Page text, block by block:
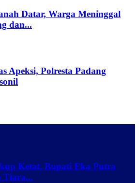
Datar, Warga Meninggal
dan...
Apeksi, Polresta Padang
Ketat, Bupati Eka Putra
Tiara...